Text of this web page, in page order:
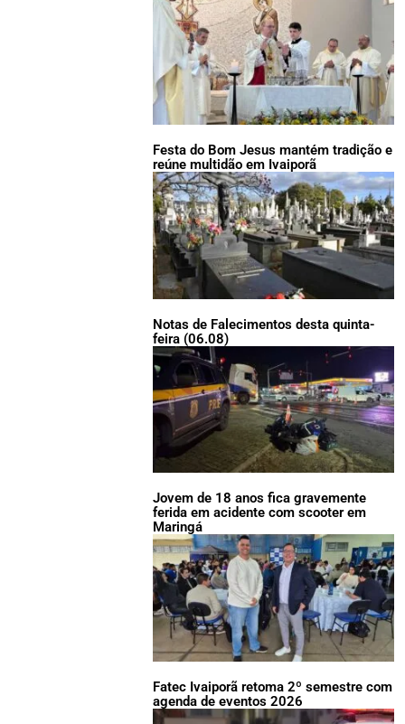
Festa do Bom Jesus mantém tradição e
reúne multidão em Ivaiporã
Notas de Falecimentos desta quinta-
feira (06.08)
Jovem de 18 anos fica gravemente
ferida em acidente com scooter em
Maringá
Fatec Ivaiporã retoma 2º semestre com
agenda de eventos 2026